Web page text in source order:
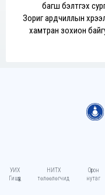
багш бэлтгэх
Зориг ардчиллын
хамтран зохион
УИХ
Гишүүд
НИТХ
төлөөлөгчид
Орон
нутаг